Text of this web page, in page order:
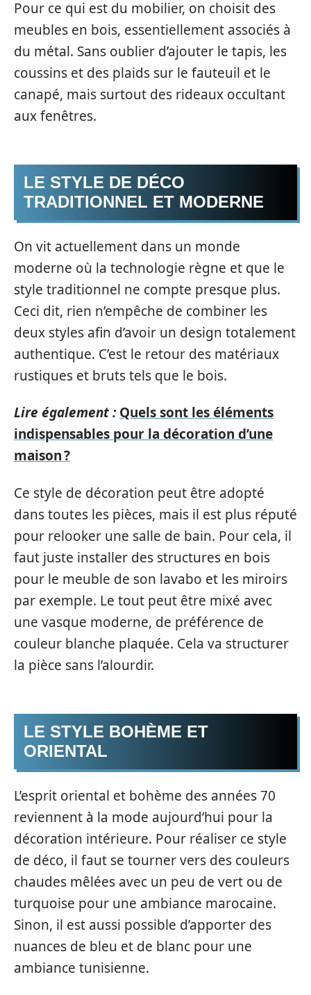
Pour ce qui est du mobilier, on choisit des
meubles en bois, essentiellement associés à
du métal. Sans oublier d’ajouter le tapis, les
coussins et des plaids sur le fauteuil et le
canapé, mais surtout des rideaux occultant
aux fenêtres.
LE STYLE DE DÉCO
TRADITIONNEL ET MODERNE
On vit actuellement dans un monde
moderne où la technologie règne et que le
style traditionnel ne compte presque plus.
Ceci dit, rien n’empêche de combiner les
deux styles afin d’avoir un design totalement
authentique. C’est le retour des matériaux
rustiques et bruts tels que le bois.
Lire également : Quels sont les éléments
indispensables pour la décoration d’une
maison ?
Ce style de décoration peut être adopté
dans toutes les pièces, mais il est plus réputé
pour relooker une salle de bain. Pour cela, il
faut juste installer des structures en bois
pour le meuble de son lavabo et les miroirs
par exemple. Le tout peut être mixé avec
une vasque moderne, de préférence de
couleur blanche plaquée. Cela va structurer
la pièce sans l’alourdir.
LE STYLE BOHÈME ET
ORIENTAL
L’esprit oriental et bohème des années 70
reviennent à la mode aujourd’hui pour la
décoration intérieure. Pour réaliser ce style
de déco, il faut se tourner vers des couleurs
chaudes mêlées avec un peu de vert ou de
turquoise pour une ambiance marocaine.
Sinon, il est aussi possible d’apporter des
nuances de bleu et de blanc pour une
ambiance tunisienne.